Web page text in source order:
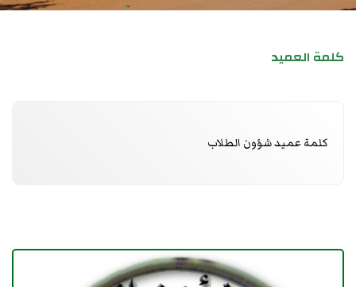
كلمة العميد
كلمة عميد شؤون الطلاب